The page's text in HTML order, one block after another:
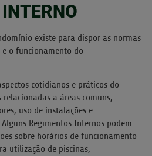
existe para dispor as normas
e o funcionamento do
cotidianos e práticos do
a áreas comuns,
uso de instalações e
Regimentos Internos podem
sobre horários de funcionamento
utilização de piscinas,